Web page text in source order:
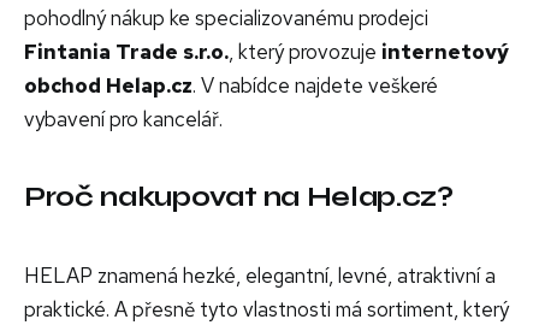
pohodlný nákup ke specializovanému prodejci
Fintania Trade s.r.o., který provozuje internetový
obchod Helap.cz. V nabídce najdete veškeré
vybavení pro kancelář.
Proč nakupovat na Helap.cz?
HELAP znamená hezké, elegantní, levné, atraktivní a
praktické. A přesně tyto vlastnosti má sortiment, který